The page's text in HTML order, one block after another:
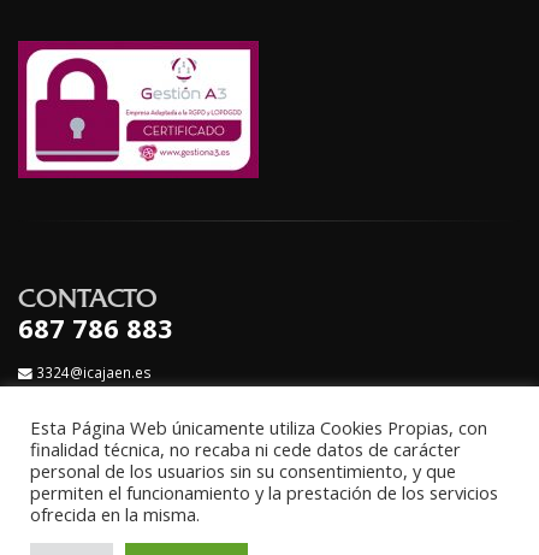
CONTACTO
687 786 883
3324@icajaen.es
Esta Página Web únicamente utiliza Cookies Propias, con
finalidad técnica, no recaba ni cede datos de carácter
personal de los usuarios sin su consentimiento, y que
permiten el funcionamiento y la prestación de los servicios
ofrecida en la misma.